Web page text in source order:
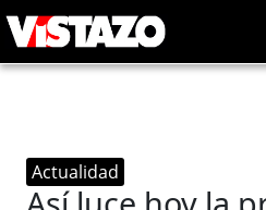
Actualidad